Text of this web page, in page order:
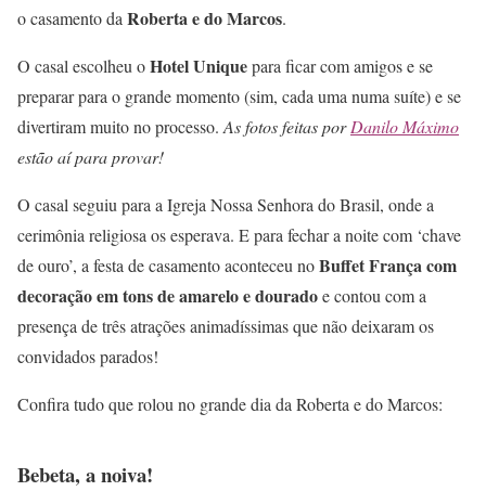
o casamento da Roberta e do Marcos.
O casal escolheu oHotel Uniquepara ficar com amigos e se
preparar para o grande momento (sim, cada uma numa suíte) e se
divertiram muito no processo. As fotos feitas porDanilo Máximo
estão aí para provar!
O casal seguiu para a Igreja Nossa Senhora do Brasil, onde a
cerimônia religiosa os esperava. E para fechar a noite com ‘chave
de ouro’, a festa de casamento aconteceu noBuffet França com
decoração em tons de amarelo e douradoe contou com a
presença de três atrações animadíssimas que não deixaram os
convidados parados!
Confira tudo que rolou no grande dia da Roberta e do Marcos:
Bebeta, a noiva!